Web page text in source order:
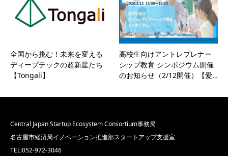
全国から挑む！未来を変える
ディープテックの超新星たち
【Tongali】
高校生向けアントレプレナー
シップ教育 シンポジウム開催
のお知らせ（2/12開催）【愛…
Central Japan Startup Ecosystem Consortium事務局
名古屋市経済局イノベーション推進部スタートアップ支援室
TEL:052-972-3046